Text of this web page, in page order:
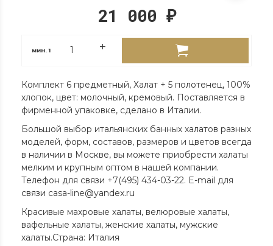
21 000 ₽
мин.1
Комплект 6 предметный, Халат + 5 полотенец, 100%
хлопок, цвет: молочный, кремовый. Поставляется в
фирменной упаковке, сделано в Италии.
Большой выбор итальянских банных халатов разных
моделей, форм, составов, размеров и цветов всегда
в наличии в Москве, вы можете приобрести халаты
мелким и крупным оптом в нашей компании.
Телефон для связи +7(495) 434-03-22. E-mail для
связи casa-line@yandex.ru
Красивые махровые халаты, велюровые халаты,
вафельные халаты, женские халаты, мужские
халаты.Страна: Италия